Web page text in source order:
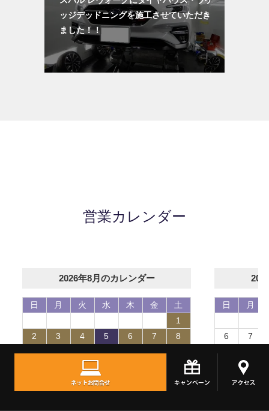
ッジデッドニングを施工させていただき
ました！！
営業カレンダー
2026年8月のカレンダー
日 月 火 水 木 金
土
1
2
3 4 5 6 7
8
9
10 11 12 13 14
18
25 26
29
日 月
6
7
21
28